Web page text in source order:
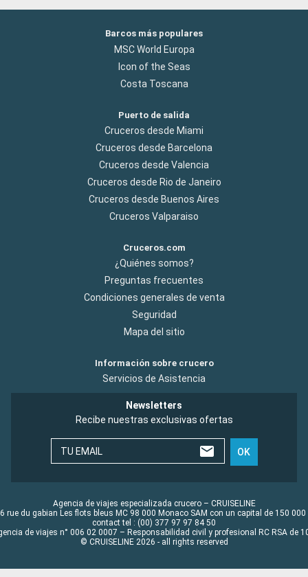
Barcos más populares
MSC World Europa
Icon of the Seas
Costa Toscana
Puerto de salida
Cruceros desde Miami
Cruceros desde Barcelona
Cruceros desde Valencia
Cruceros desde Rio de Janeiro
Cruceros desde Buenos Aires
Cruceros Valparaiso
Cruceros.com
¿Quiénes somos?
Preguntas frecuentes
Condiciones generales de venta
Seguridad
Mapa del sitio
Información sobre crucero
Servicios de Asistencia
Newsletters
Recibe nuestras exclusivas ofertas
TU EMAIL OK
Agencia de viajes especializada crucero – CRUISELINE
rue du gabian Les flots bleus MC 98 000 Monaco SAM con un capital de 150 000
contact tel : (00) 377 97 97 84 50
de viajes n° 006 02 0007 – Responsabilidad civil y profesional RC RSA de
© CRUISELINE 2026 - all rights reserved